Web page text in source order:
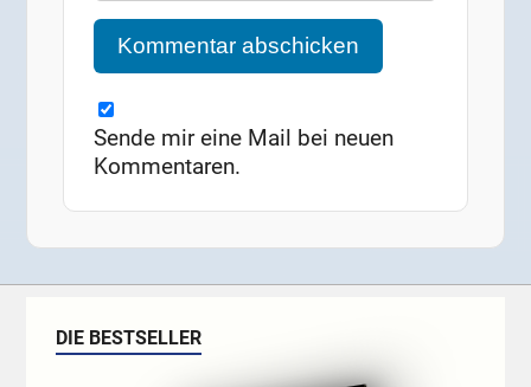
Sende mir eine Mail bei neuen
Kommentaren.
DIE BESTSELLER